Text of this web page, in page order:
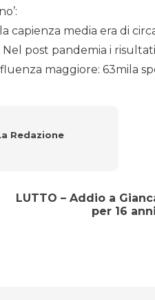
capienza media era di
post pandemia i
maggiore: 63mila
Redazione
LUTTO – Addio a
per 16